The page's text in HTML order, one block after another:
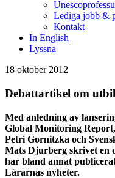
Lediga jobb &
Kontakt
In English
Lyssna
18 oktober 2012
Debattartikel om
Med anledning av
Global Monitoring
Petri Gornitzka och
Mats Djurberg skrivet en
har bland annat
Lärarnas nyheter.